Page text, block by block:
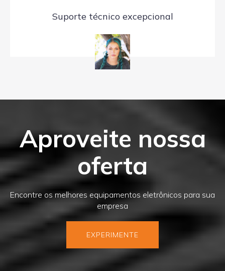
Suporte técnico excepcional
Aproveite nossa
oferta
Encontre os melhores equipamentos eletrônicos para sua
empresa
EXPERIMENTE